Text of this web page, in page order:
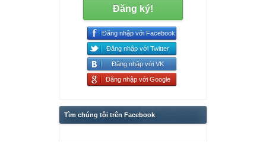
Đăng ký!
Đăng nhập với Facebook
Đăng nhập với Twitter
Đăng nhập với VK
Đăng nhập với Google
Tìm chúng tôi trên Facebook